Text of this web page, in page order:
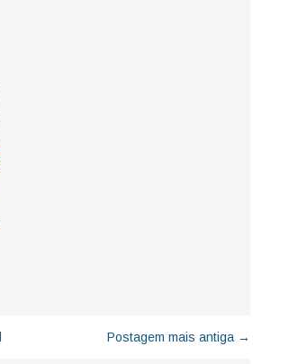
Postagem mais antiga →